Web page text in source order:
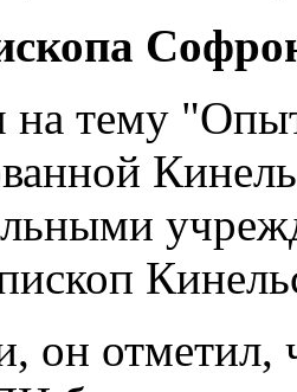
тему
он отметил,